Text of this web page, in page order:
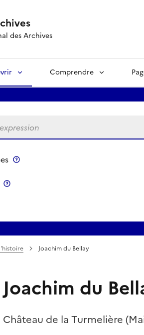
des Archives
Comprendre
Joachim du Bellay
Joachim du
Château de la Turmelière